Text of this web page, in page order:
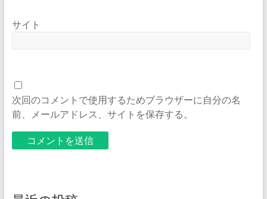
サイト
次回のコメントで使用するためブラウザーに自分の名
前、メールアドレス、サイトを保存する。